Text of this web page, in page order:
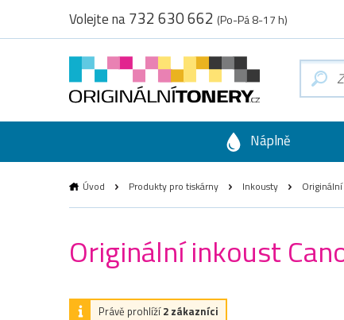
Volejte na732 630 662 (Po-Pá 8-17 h)
Náplně
Úvod Produkty pro tiskárny Inkousty
Originální inkoust
Právě prohlíží2 zákazníci